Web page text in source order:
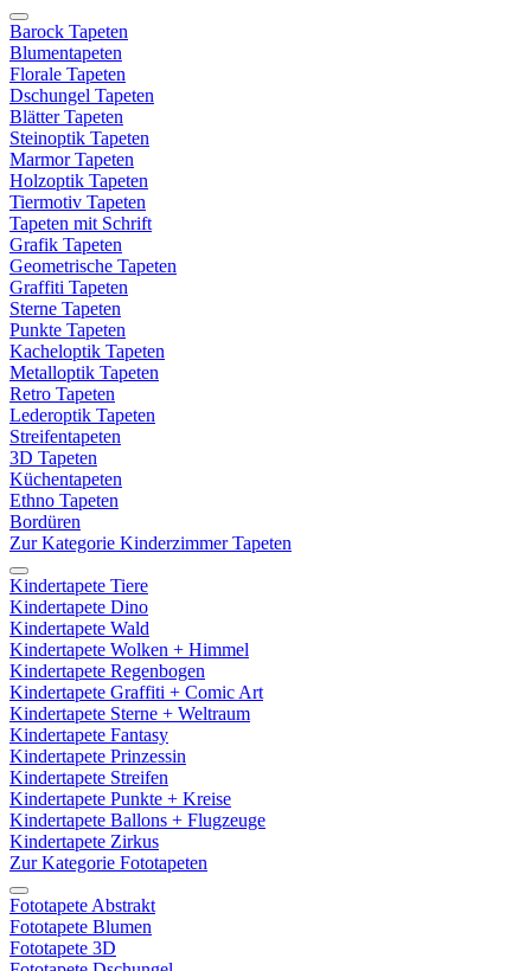
Barock Tapeten
Blumentapeten
Florale Tapeten
Dschungel Tapeten
Blätter Tapeten
Steinoptik Tapeten
Marmor Tapeten
Holzoptik Tapeten
Tiermotiv Tapeten
Tapeten mit Schrift
Grafik Tapeten
Geometrische Tapeten
Graffiti Tapeten
Sterne Tapeten
Punkte Tapeten
Kacheloptik Tapeten
Metalloptik Tapeten
Retro Tapeten
Lederoptik Tapeten
Streifentapeten
3D Tapeten
Küchentapeten
Ethno Tapeten
Bordüren
Zur Kategorie Kinderzimmer Tapeten
Kindertapete Tiere
Kindertapete Dino
Kindertapete Wald
Kindertapete Wolken + Himmel
Kindertapete Regenbogen
Kindertapete Graffiti + Comic Art
Kindertapete Sterne + Weltraum
Kindertapete Fantasy
Kindertapete Prinzessin
Kindertapete Streifen
Kindertapete Punkte + Kreise
Kindertapete Ballons + Flugzeuge
Kindertapete Zirkus
Zur Kategorie Fototapeten
Fototapete Abstrakt
Fototapete Blumen
Fototapete 3D